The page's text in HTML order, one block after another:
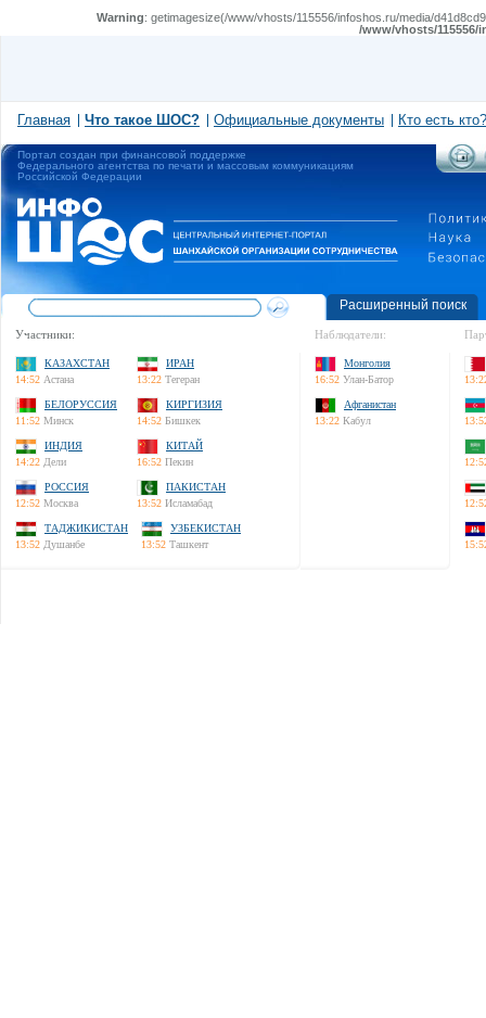
Warning: getimagesize(/www/vhosts/115556/infoshos.ru/media/
/www/vhosts/
Главная Что такое ШОС? Официальные документы Кто есть кто?
Портал создан при финансовой поддержке
Федерального агентства по печати и массовым коммуникациям
Российской Федерации
Расширенный поиск
Участники:
КАЗАХСТАН
14:52 Астана
ИРАН
13:22 Тегеран
БЕЛОРУССИЯ
11:52 Минск
КИРГИЗИЯ
14:52 Бишкек
ИНДИЯ
14:22 Дели
КИТАЙ
16:52 Пекин
РОССИЯ
12:52 Москва
ПАКИСТАН
13:52 Исламабад
ТАДЖИКИСТАН
13:52 Душанбе
УЗБЕКИСТАН
13:52 Ташкент
Наблюдатели:
Монголия
16:52 Улан-Батор
Афганистан
13:22 Кабул